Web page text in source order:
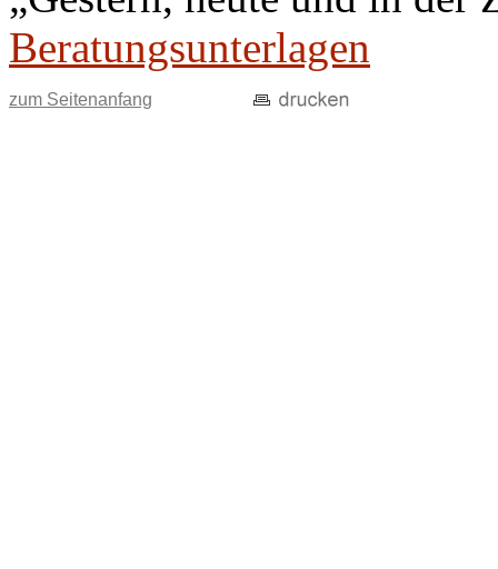
Beratungsunterlagen
zum Seitenanfang